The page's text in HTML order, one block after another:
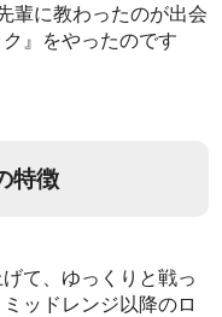
輩に教わったのが出会
』をやったのです
特徴
て、ゆっくりと戦っ
ッドレンジ以降のロ